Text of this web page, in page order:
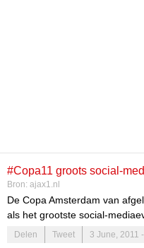
#Copa11 groots social-
Bron: ajax1.nl
De Copa Amsterdam van
als het grootste social-
Deze voorspelling is
livestream kwamen uit maar
Delen Tweet 3 June, 2011